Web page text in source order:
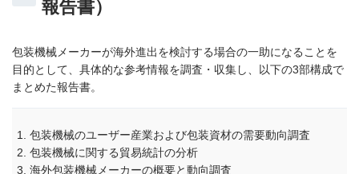
報告書）
包装機械メーカーが海外進出を検討する場合の一助になることを
目的として、具体的な参考情報を調査・収集し、以下の3部構成で
まとめた報告書。
包装機械のユーザー産業および包装資材の需要動向調査
包装機械に関する貿易統計の分析
海外包装機械メーカーの概要と動向調査